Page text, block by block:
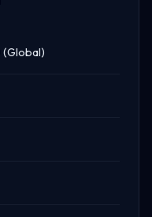
(Global)